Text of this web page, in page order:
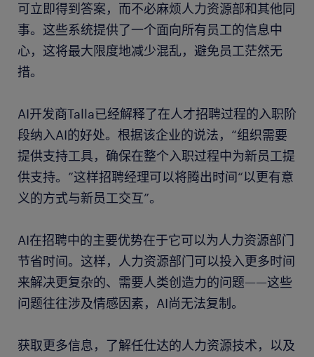
可立即得到答案，而不必麻烦人力资源部和其他同
事。这些系统提供了一个面向所有员工的信息中
心，这将最大限度地减少混乱，避免员工茫然无
措。
AI开发商Talla已经解释了在人才招聘过程的入职阶
段纳入AI的好处。根据该企业的说法，“组织需要
提供支持工具，确保在整个入职过程中为新员工提
供支持。”这样招聘经理可以将腾出时间“以更有意
义的方式与新员工交互”。
AI在招聘中的主要优势在于它可以为人力资源部门
节省时间。这样，人力资源部门可以投入更多时间
来解决更复杂的、需要人类创造力的问题——这些
问题往往涉及情感因素，AI尚无法复制。
获取更多信息，了解任仕达的人力资源技术，以及